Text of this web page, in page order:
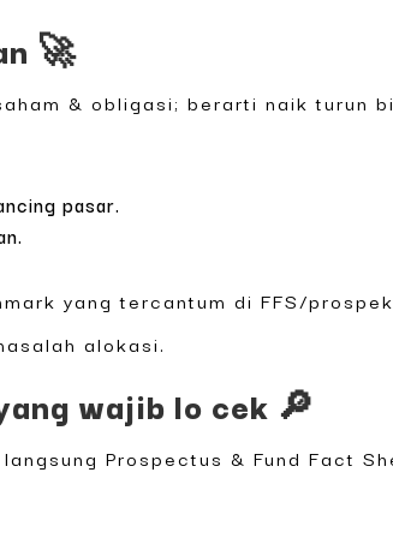
🚀
& obligasi; berarti naik turun
pasar.
yang tercantum di FFS/
alokasi.
wajib lo cek 🔎
Prospectus & Fund Fact